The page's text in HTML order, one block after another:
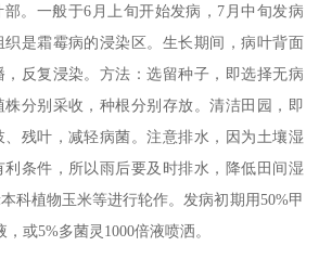
。一般于6月上旬开始发病，7月中旬发病
是霜霉病的浸染区。生长期间，病叶背面
反复浸染。方法：选留种子，即选择无病
分别采收，种根分别存放。清洁田园，即
残叶，减轻病菌。注意排水，因为土壤湿
条件，所以雨后要及时排水，降低田间湿
科植物玉米等进行轮作。发病初期用50%甲
或5%多菌灵1000倍液喷洒。